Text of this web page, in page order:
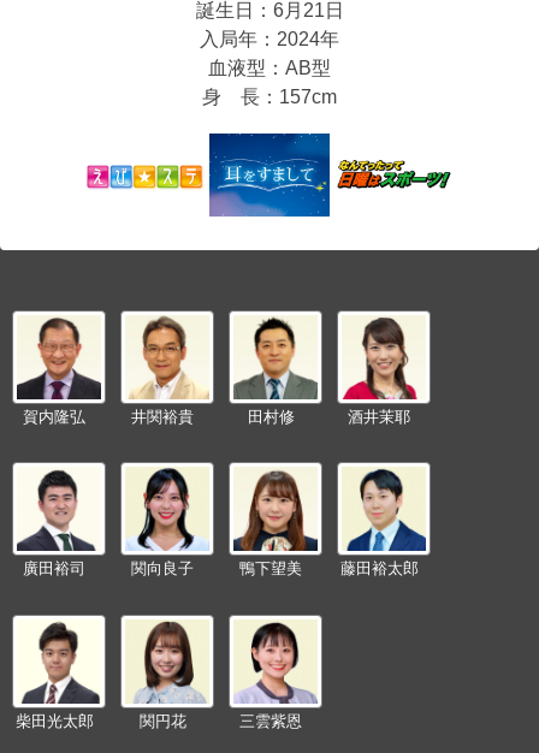
誕生日：6月21日
入局年：2024年
血液型：AB型
身 長：157cm
賀内隆弘 井関裕貴 田村修 酒井茉耶
廣田裕司 関向良子 鴨下望美 藤田裕太郎
柴田光太郎 関円花 三雲紫恩